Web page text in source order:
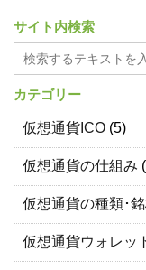
サイト内検索
カテゴリー
仮想通貨ICO (5)
仮想通貨の仕組み
仮想通貨の種類･
仮想通貨ウォレッ